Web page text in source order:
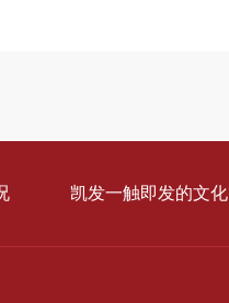
凯发一触即发的文化